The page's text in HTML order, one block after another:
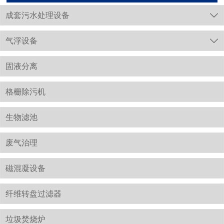
成套污水处理设备 
气浮设备 
固液分离
格栅除污机
生物滤池
废气治理
磁混凝设备
纤维转盘过滤器
垃圾焚烧炉